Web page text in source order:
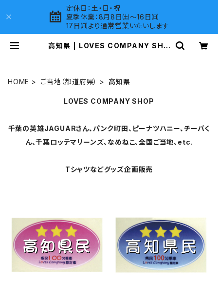
定休日：土・日・祝
夏季休業：8月8日㈯～16日㈰
17日㈪より通常営業いたいします
高知県 | LOVES COMPANY SHO
HOME ご当地（都道府県） 高知県
LOVES COMPANY SHOP
千葉の英雄JAGUARさん、パンク町田、ピーナツハニー、チーバく
ん、千葉ロッテマリーンズ、なめねこ、全国ご当地、etc.
Tシャツなどグッズ企画販売